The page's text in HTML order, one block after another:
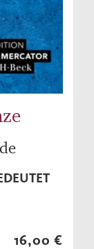
16,00 €